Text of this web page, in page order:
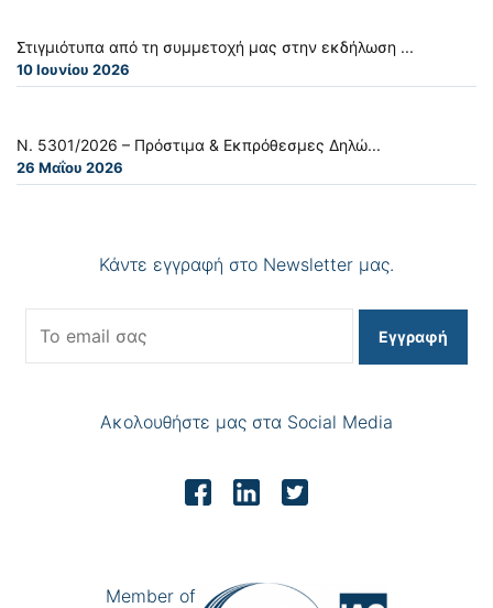
Στιγμιότυπα από τη συμμετοχή μας στην εκδήλωση ...
10 Ιουνίου 2026
Ν. 5301/2026 – Πρόστιμα & Εκπρόθεσμες Δηλώ...
26 Μαΐου 2026
Κάντε εγγραφή στο Newsletter μας.
Εγγραφή
Ακολουθήστε μας στα Social Media
Member of